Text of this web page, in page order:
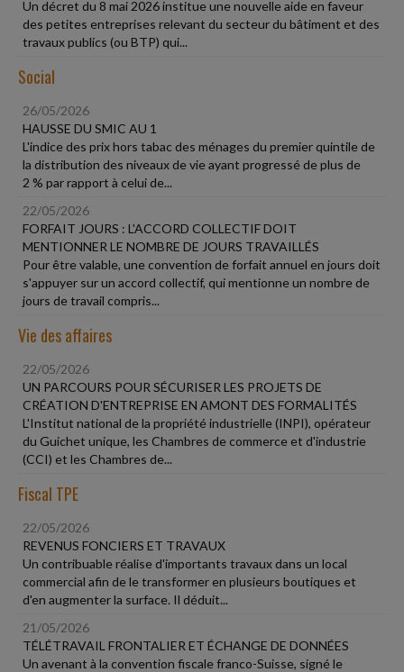
Un décret du 8 mai 2026 institue une nouvelle aide en faveur
des petites entreprises relevant du secteur du bâtiment et des
travaux publics (ou BTP) qui...
Social
26/05/2026
HAUSSE DU SMIC AU 1
L'indice des prix hors tabac des ménages du premier quintile de
la distribution des niveaux de vie ayant progressé de plus de
2 % par rapport à celui de...
22/05/2026
FORFAIT JOURS : L'ACCORD COLLECTIF DOIT
MENTIONNER LE NOMBRE DE JOURS TRAVAILLÉS
Pour être valable, une convention de forfait annuel en jours doit
s'appuyer sur un accord collectif, qui mentionne un nombre de
jours de travail compris...
Vie des affaires
22/05/2026
UN PARCOURS POUR SÉCURISER LES PROJETS DE
CRÉATION D'ENTREPRISE EN AMONT DES FORMALITÉS
L'Institut national de la propriété industrielle (INPI), opérateur
du Guichet unique, les Chambres de commerce et d'industrie
(CCI) et les Chambres de...
Fiscal TPE
22/05/2026
REVENUS FONCIERS ET TRAVAUX
Un contribuable réalise d'importants travaux dans un local
commercial afin de le transformer en plusieurs boutiques et
d'en augmenter la surface. Il déduit...
21/05/2026
TÉLÉTRAVAIL FRONTALIER ET ÉCHANGE DE DONNÉES
Un avenant à la convention fiscale franco-Suisse, signé le